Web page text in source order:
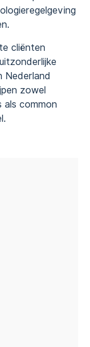
cliënten
Nederland
zowel
als common